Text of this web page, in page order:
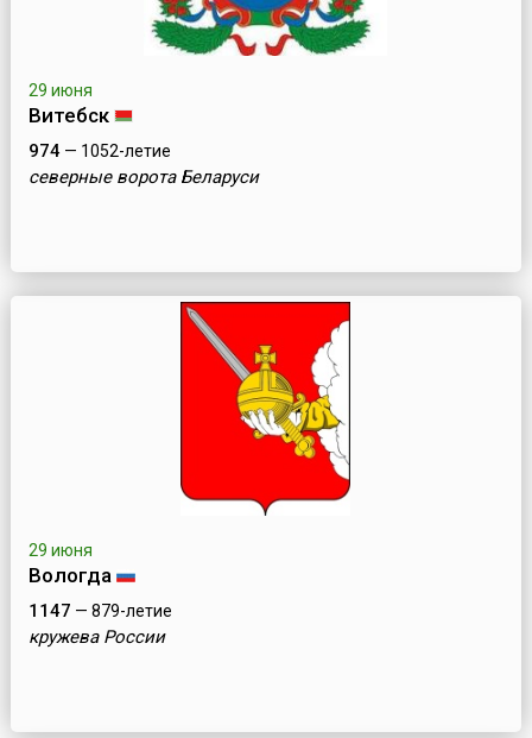
29 июня
Витебск
974— 1052-летие
северные ворота Беларуси
29 июня
Вологда
1147 — 879-летие
кружева России